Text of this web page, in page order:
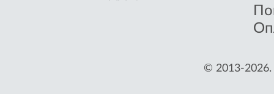
© 2013-2026.